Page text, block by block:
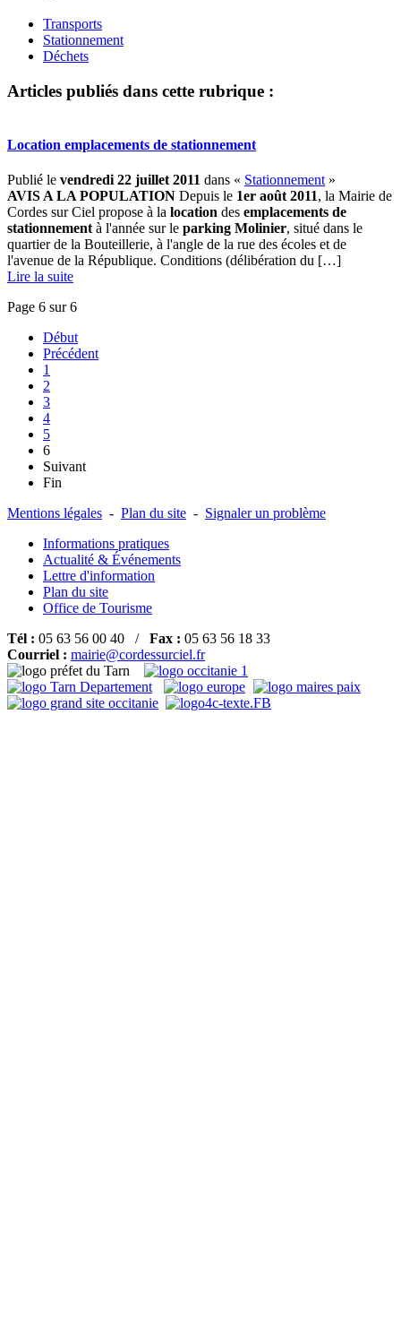
Transports
Stationnement
Déchets
Articles publiés dans cette rubrique :
Location emplacements de stationnement
Publié le vendredi 22 juillet 2011 dans « Stationnement »
AVIS A LA POPULATION Depuis le 1er août 2011, la Mairie de
Cordes sur Ciel propose à la location des emplacements de
stationnement à l'année sur le parking Molinier, situé dans le
quartier de la Bouteillerie, à l'angle de la rue des écoles et de
l'avenue de la République. Conditions (délibération du […] ­
Lire la suite
Page 6 sur 6
Début
Précédent
1
2
3
4
5
6
Suivant
Fin
Mentions légales - Plan du site - Signaler un problème
Informations pratiques
Actualité & Événements
Lettre d'information
Plan du site
Office de Tourisme
Tél : 05 63 56 00 40 / Fax : 05 63 56 18 33
Courriel : mairie@cordessurciel.fr